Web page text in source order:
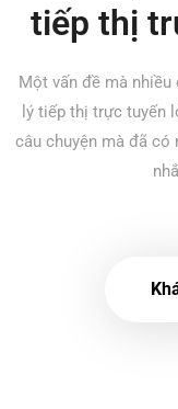
tiếp thị
Một vấn đề mà
lý tiếp thị trực tuyến
câu chuyện mà đã